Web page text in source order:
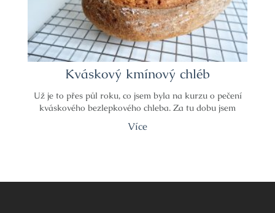
Kváskový kmínový chléb
Už je to přes půl roku, co jsem byla na kurzu o pečení
kváskového bezlepkového chleba. Za tu dobu jsem
Více